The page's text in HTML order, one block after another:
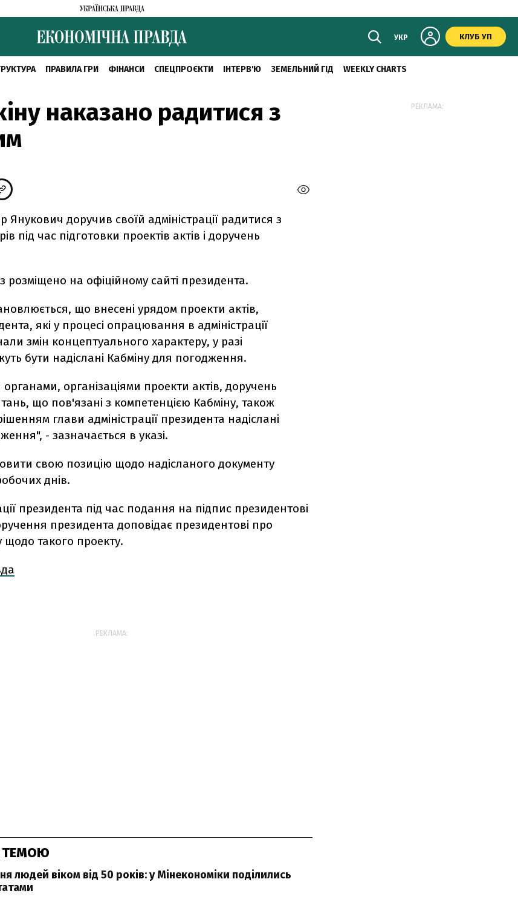
УКР КЛУБ УП
ПРАВИЛА ГРИ ФІНАНСИ СПЕЦПРОЄКТИ ІНТЕРВ'Ю ЗЕМЕЛЬНИЙ ГІД WEEKLY CHARTS
наказано радитися з
Янукович доручив своїй адміністрації радитися з
під час підготовки проектів актів і доручень
розміщено на офіційному сайті президента.
що внесені урядом проекти актів,
які у процесі опрацювання в адміністрації
змін концептуального характеру, у разі
бути надіслані Кабміну для погодження.
організаціями проекти актів, доручень
що пов'язані з компетенцією Кабміну, також
глави адміністрації президента надіслані
- зазначається в указі.
свою позицію щодо надісланого документу
днів.
президента під час подання на підпис президентові
президента доповідає президентові про
щодо такого проекту.
РЕКЛАМА:
ТЕМОЮ
людей віком від 50 років: у Мінекономіки поділились
РЕКЛАМА: